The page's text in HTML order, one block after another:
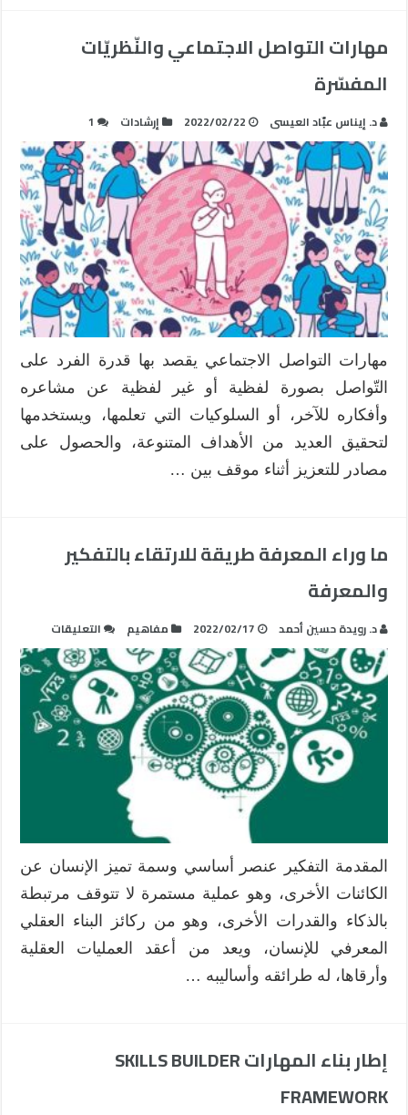
مهارات التواصل الاجتماعي والنّظريّات
المفسّرة
د. إيناس عبّاد العيسى 2022/02/22 إرشادات 1
مهارات التواصل الاجتماعي يقصد بها قدرة الفرد على
التّواصل بصورة لفظية أو غير لفظية عن مشاعره
وأفكاره للآخر، أو السلوكيات التي تعلمها، ويستخدمها
لتحقيق العديد من الأهداف المتنوعة، والحصول على
مصادر للتعزيز أثناء موقف بين …
ما وراء المعرفة طريقة للارتقاء بالتفكير
والمعرفة
د. رويدة حسين أحمد 2022/02/17 مفاهيم التعليقات
ما
وراء
المعرفة
طريقة
للارتقاء
المقدمة التفكير عنصر أساسي وسمة تميز الإنسان عن
الكائنات الأخرى، وهو عملية مستمرة لا تتوقف مرتبطة
بالذكاء والقدرات الأخرى، وهو من ركائز البناء العقلي
المعرفي للإنسان، ويعد من أعقد العمليات العقلية
وأرقاها، له طرائقه وأساليبه …
إطار بناء المهارات SKILLS BUILDER
FRAMEWORK